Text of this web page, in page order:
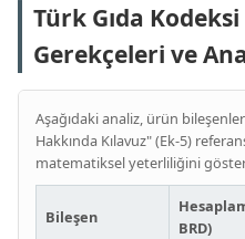
Türk Gıda
Gerekçeleri ve
Aşağıdaki analiz, ürün
Hakkında Kılavuz" (Ek-5)
matematiksel yeterliliğini
Bileşen
BRD)